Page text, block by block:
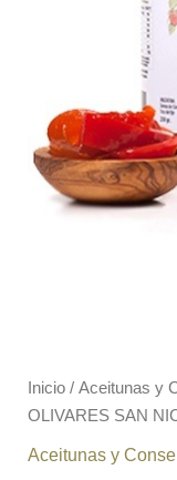
Inicio/ Aceitunas y
OLIVARES SAN
Aceitunas y